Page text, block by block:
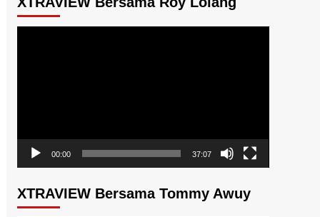
00:00 37:07
XTRAVIEW Bersama Tommy Awuy